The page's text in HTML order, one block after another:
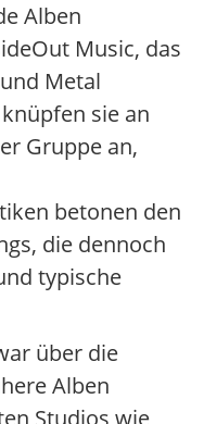
Alben
Music, das
Metal
sie an
Gruppe an,
betonen den
die dennoch
typische
über die
Alben